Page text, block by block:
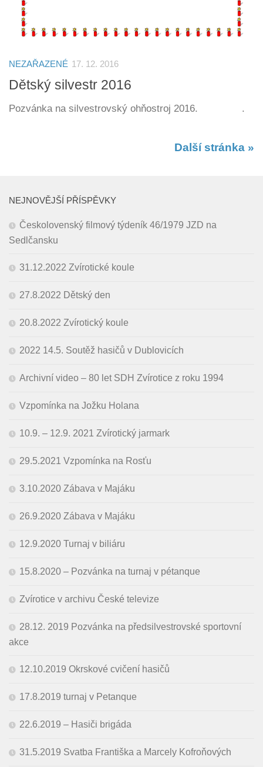
NEZAŘAZENÉ 17. 12. 2016
Dětský silvestr 2016
Pozvánka na silvestrovský ohňostroj 2016. .
Další stránka »
NEJNOVĚJŠÍ PŘÍSPĚVKY
Českolovenský filmový týdeník 46/1979 JZD na
Sedlčansku
31.12.2022 Zvírotické koule
27.8.2022 Dětský den
20.8.2022 Zvírotický koule
2022 14.5. Soutěž hasičů v Dublovicích
Archivní video – 80 let SDH Zvírotice z roku 1994
Vzpomínka na Jožku Holana
10.9. – 12.9. 2021 Zvírotický jarmark
29.5.2021 Vzpomínka na Rosťu
3.10.2020 Zábava v Majáku
26.9.2020 Zábava v Majáku
12.9.2020 Turnaj v biliáru
15.8.2020 – Pozvánka na turnaj v pétanque
Zvírotice v archivu České televize
28.12. 2019 Pozvánka na předsilvestrovské sportovní
akce
12.10.2019 Okrskové cvičení hasičů
17.8.2019 turnaj v Petanque
22.6.2019 – Hasiči brigáda
31.5.2019 Svatba Františka a Marcely Kofroňových